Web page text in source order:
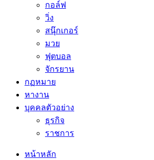
กอล์ฟ
วิ่ง
สนุ๊กเกอร์
มวย
ฟุตบอล
จักรยาน
กฏหมาย
หางาน
บุคคลตัวอย่าง
ธุรกิจ
ราชการ
หน้าหลัก